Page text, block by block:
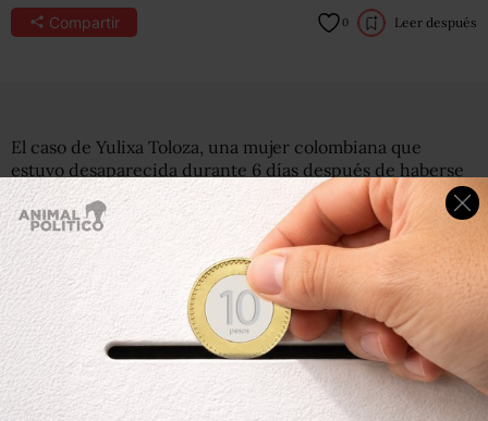
Compartir 0 Leer después
El caso de Yulixa Toloza, una mujer colombiana que
estuvo desaparecida durante 6 días después de haberse
sometido a una cirugía estética en Bogotá y que luego
apareció muerta al lado de una carretera, ha causado
conmoción en la opinión pública del país.
Esta muerte es un desgarrador ejemplo de una
problemática ya conocida en Colombia: la de los centros
de cirugía estética ilegales que ofrecen procedimientos
delicados a precios muy por debajo de los del mercado,
en muchas ocasiones sacrificando los estándares
médicos necesarios.